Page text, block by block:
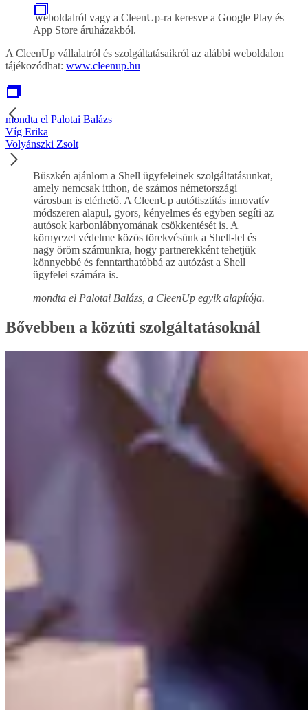
weboldalról vagy a CleenUp-ra keresve a Google Play és
App Store áruházakból.
A CleenUp vállalatról és szolgáltatásaikról az alábbi weboldalon
tájékozódhat: www.cleenup.hu
mondta el Palotai Balázs
Víg Erika
Volyánszki Zsolt
Büszkén ajánlom a Shell ügyfeleinek szolgáltatásunkat,
amely nemcsak itthon, de számos németországi
városban is elérhető. A CleenUp autótisztítás innovatív
módszeren alapul, gyors, kényelmes és egyben segíti az
autósok karbonlábnyomának csökkentését is. A
környezet védelme közös törekvésünk a Shell-lel és
nagy öröm számunkra, hogy partnerekként tehetjük
könnyebbé és fenntarthatóbbá az autózást a Shell
ügyfelei számára is.
mondta el Palotai Balázs, a CleenUp egyik alapítója.
Bővebben a közúti szolgáltatásoknál